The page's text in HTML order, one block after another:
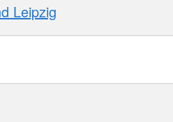
Leipzig